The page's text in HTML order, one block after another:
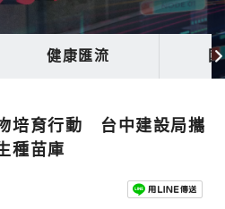
健康匯流
培育行動 台中建設局攜
種苗庫